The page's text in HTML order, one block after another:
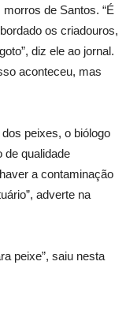
de Santos. “É
os criadouros,
diz ele ao jornal.
aconteceu, mas
peixes, o biólogo
de qualidade
a contaminação
adverte na
peixe”, saiu nesta